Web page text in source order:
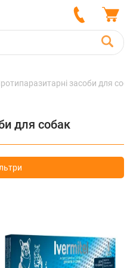
засоби для
для собак